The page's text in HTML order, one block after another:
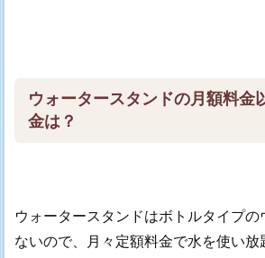
ウォータースタンドの月額料金
金は？
ウォータースタンドはボトルタイプ
ないので、月々定額料金で水を使い放